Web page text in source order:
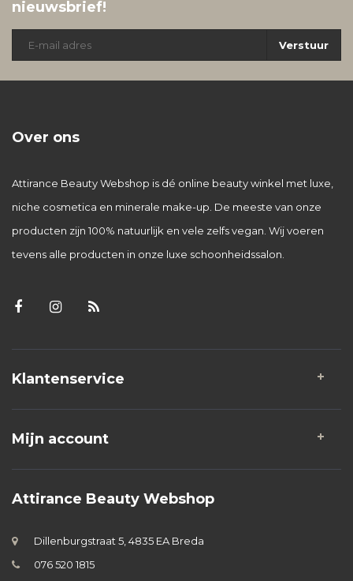
nieuwsbrief!
Verstuur
Over ons
Attirance Beauty Webshop is dé online beauty winkel met luxe,
niche cosmetica en minerale make-up. De meeste van onze
producten zijn 100% natuurlijk en vele zelfs vegan. Wij voeren
tevens alle producten in onze luxe schoonheidssalon.
Klantenservice
Mijn account
Attirance Beauty Webshop
Dillenburgstraat 5, 4835 EA Breda
076 520 1815